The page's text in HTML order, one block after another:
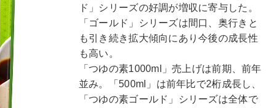
ド」シリーズの好調が増収に寄与した。
「ゴールド」シリーズは間口、奥行きと
も引き続き拡大傾向にあり今後の成長性
も高い。
「つゆの素1000ml」売上げは前期、前年
並み。「500ml」は前年比で2桁成長し、
「つゆの素ゴールド」シリーズは全体で